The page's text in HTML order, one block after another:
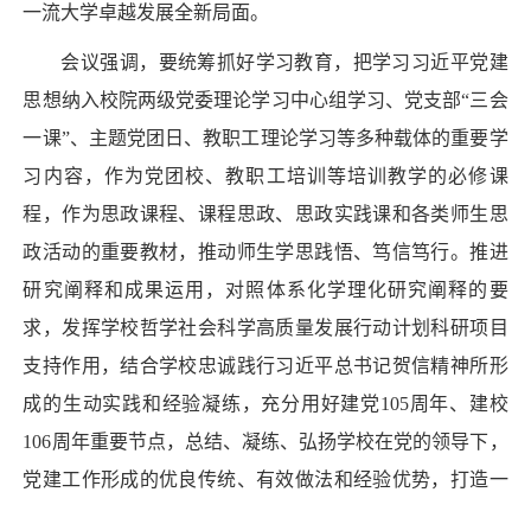
一流大学卓越发展全新局面。
会议强调，要统筹抓好学习教育，把学习习近平党建
思想纳入校院两级党委理论学习中心组学习、党支部“三会
一课”、主题党团日、教职工理论学习等多种载体的重要学
习内容，作为党团校、教职工培训等培训教学的必修课
程，作为思政课程、课程思政、思政实践课和各类师生思
政活动的重要教材，推动师生学思践悟、笃信笃行。推进
研究阐释和成果运用，对照体系化学理化研究阐释的要
求，发挥学校哲学社会科学高质量发展行动计划科研项目
支持作用，结合学校忠诚践行习近平总书记贺信精神所形
成的生动实践和经验凝练，充分用好建党105周年、建校
106周年重要节点，总结、凝练、弘扬学校在党的领导下，
党建工作形成的优良传统、有效做法和经验优势，打造一